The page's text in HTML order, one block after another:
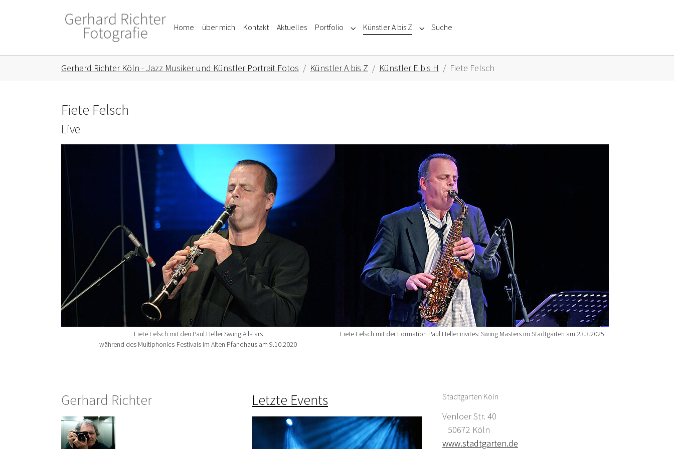
Home über mich Kontakt Aktuelles Portfolio Submenu for "Portfolio"
Künstler A bis Z Submenu for "Künstler A bis Z"
Suche
Gerhard Richter Köln - Jazz Musiker und Künstler Portrait Fotos Künstler A bis Z Künstler E bis H Fiete Felsch
Fiete Felsch
Live
Show larger version for:
Fiete Felsch mit den Paul Heller Swing Allstars
während des Multiphonics-Festivals im Alten Pfandhaus am 9.10.2020
Fiete Felsch mit der Formation Paul Heller invites: Swing Masters im Stadtgarten am 23.3.2025
Gerhard Richter Letzte Events Stadtgarten Köln
Venloer Str. 40
50672 Köln
www.stadtgarten.de